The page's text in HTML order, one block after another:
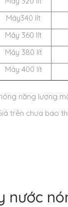
Máy340 lít
Máy 360 lít
Máy 380 lít
Máy 400 lít
năng lượng
trên chưa bao
nước